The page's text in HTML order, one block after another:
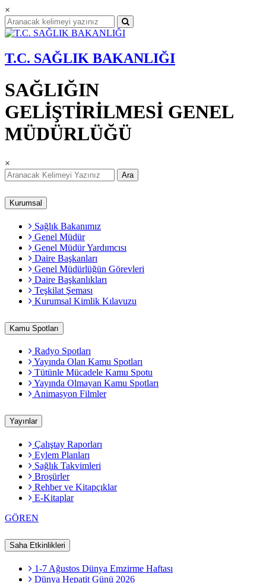
×
T.C. SAĞLIK BAKANLIĞI
SAĞLIĞIN
GELİŞTİRİLMESİ GENEL
MÜDÜRLÜĞÜ
×
Ara
Kurumsal
Sağlık Bakanımız
Genel Müdür
Genel Müdür Yardımcısı
Daire Başkanları
Genel Müdürlüğün Görevleri
Daire Başkanlıkları
Teşkilat Şeması
Kurumsal Kimlik Kılavuzu
Kamu Spotları
Radyo Spotları
Yayında Olan Kamu Spotları
Tütünle Mücadele Kamu Spotu
Yayında Olmayan Kamu Spotları
Animasyon Filmler
Yayınlar
Çalıştay Raporları
Eylem Planları
Sağlık Takvimleri
Broşürler
Rehber ve Kitapçıklar
E-Kitaplar
GÖREN
Saha Etkinlikleri
1-7 Ağustos Dünya Emzirme Haftası
Dünya Hepatit Günü 2026